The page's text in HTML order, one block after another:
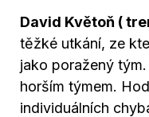
David Květoň (
těžké utkání, ze
jako poražený
horším týmem.
individuálních